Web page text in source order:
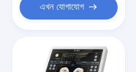
এখন যোগাযোগ